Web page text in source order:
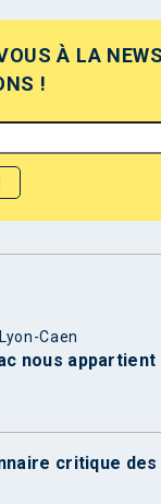
À LA
!
Caen
nous appartient
critique